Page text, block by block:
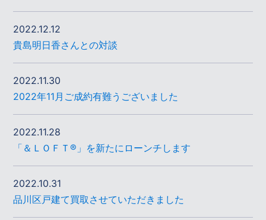
2022.12.12
貴島明日香さんとの対談
2022.11.30
2022年11月ご成約有難うございました
2022.11.28
「＆ＬＯＦＴ®」を新たにローンチします
2022.10.31
品川区戸建て買取させていただきました